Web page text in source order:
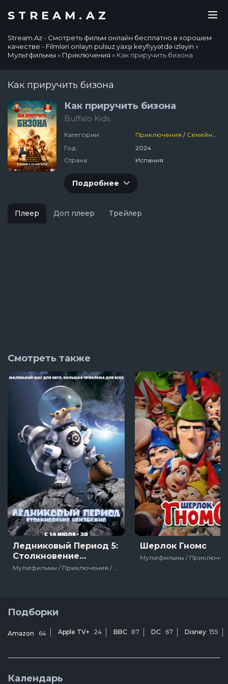
STREAM.AZ
Stream.Az - Смотреть фильм онлайн бесплатно в хорошем
качестве - Filmləri onlayn pulsuz yaxşı keyfiyyətdə izləyin »
Мультфильмы » Приключения » Как приручить бизона
Как приручить бизона
Как приручить бизона
Buffalo Kids
Категории: Приключения / Семейный
Год:
2024
Страна:
Испания
Подробнее
Плеер Доп плеер Трейлер
Смотреть также
Ледниковый Период 5:
Столкновение
Неизбежно
Шерлок Гномс
Подборки
Amazon 64 Apple TV+ 24 BBC 87 DC 67 Disney 155
Календарь